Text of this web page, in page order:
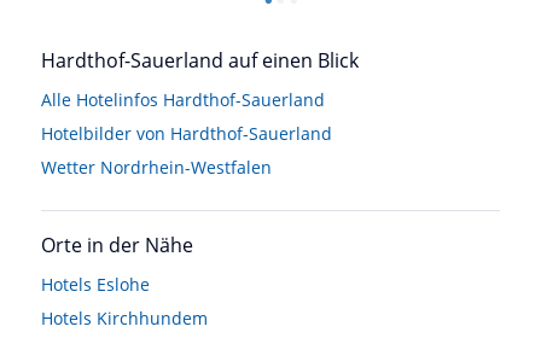
Hardthof-Sauerland auf einen Blick
Alle Hotelinfos Hardthof-Sauerland
Hotelbilder von Hardthof-Sauerland
Wetter Nordrhein-Westfalen
Orte in der Nähe
Hotels Eslohe
Hotels Kirchhundem